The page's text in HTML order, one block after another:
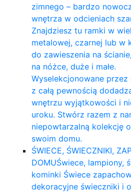
zimnego – bardzo
wnętrza w odcieniach
Znajdziesz tu ramki w
metalowej, czarnej lub w
do zawieszenia na
na nóżce, duże i małe.
Wyselekcjonowane
z całą pewnością
wnętrzu wyjątkowości i
uroku. Stwórz razem z
niepowtarzalną kolekcję
swoim domu.
ŚWIECE, ŚWIECZNIKI,
DOMUŚwiece, lampiony,
kominki Świece
dekoracyjne świeczniki i